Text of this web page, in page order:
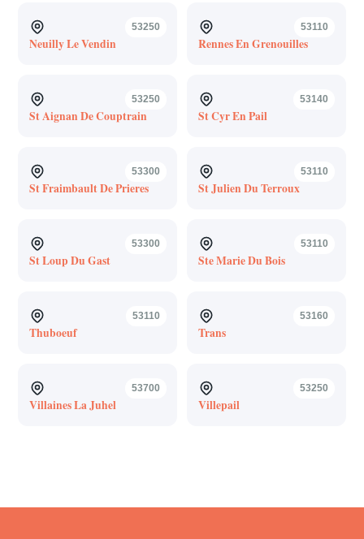
53250
Neuilly Le Vendin
53110
Rennes En Grenouilles
53250
St Aignan De Couptrain
53140
St Cyr En Pail
53300
St Fraimbault De Prieres
53110
St Julien Du Terroux
53300
St Loup Du Gast
53110
Ste Marie Du Bois
53110
Thuboeuf
53160
Trans
53700
Villaines La Juhel
53250
Villepail